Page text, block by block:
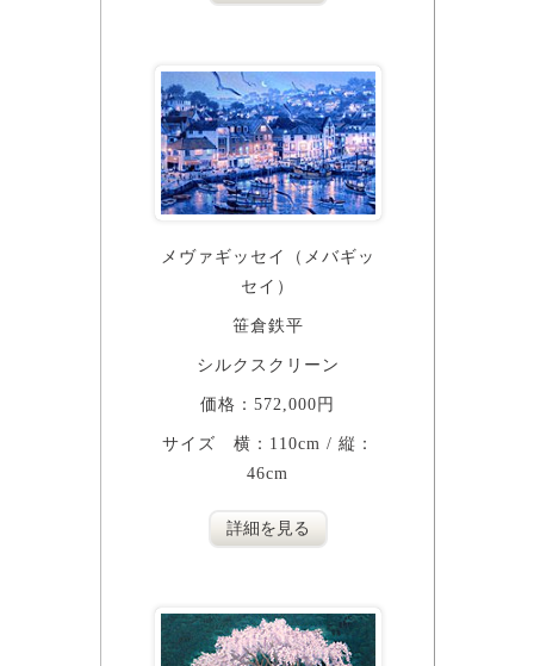
メヴァギッセイ（メバギッ
セイ）
笹倉鉄平
シルクスクリーン
価格：572,000円
サイズ 横：110cm / 縦：
46cm
詳細を見る